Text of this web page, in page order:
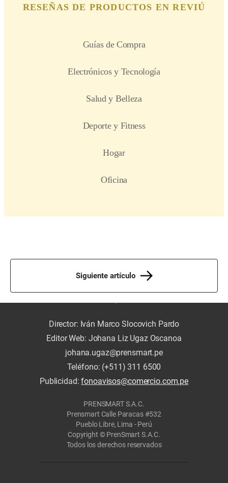
Siguiente artículo
Director: Iván Marco Slocovich Pardo
Editor Web: Johana Liz Ugaz Oscanoa
johana.ugaz@prensmart.pe
Teléfono: (+511) 311 6500
Publicidad:fonoavisos@comercio.com.pe
PRENSMART S.A.C.
Prensmart Calle Paracas #532
Pueblo Libre, Lima - Perú
Copyright © PrenSmart S.A.C.
Todos los derechos reservados